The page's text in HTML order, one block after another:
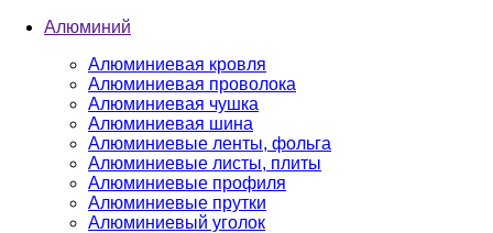
Алюминий
Алюминиевая кровля
Алюминиевая проволока
Алюминиевая чушка
Алюминиевая шина
Алюминиевые ленты, фольга
Алюминиевые листы, плиты
Алюминиевые профиля
Алюминиевые прутки
Алюминиевый уголок